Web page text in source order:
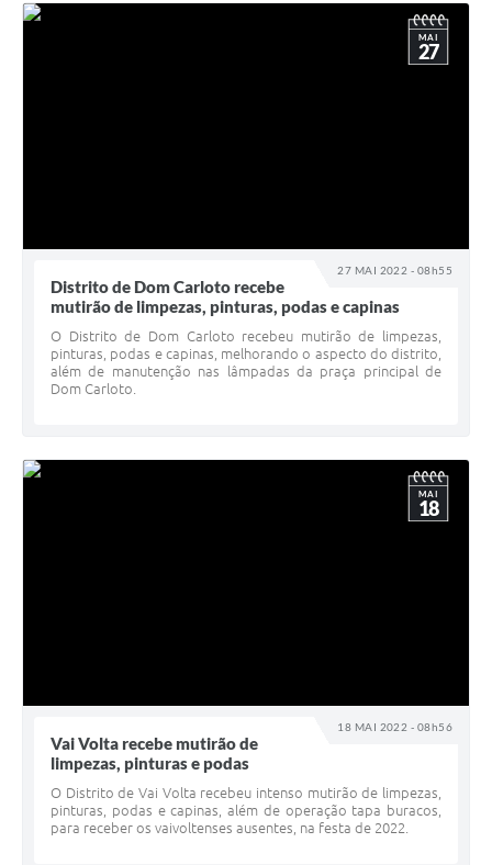
27 MAI 2022 - 08h55
MAI
27
Distrito de Dom Carloto recebe
mutirão de limpezas, pinturas, podas e capinas
O Distrito de Dom Carloto recebeu mutirão de limpezas,
pinturas, podas e capinas, melhorando o aspecto do distrito,
além de manutenção nas lâmpadas da praça principal de
Dom Carloto.
18 MAI 2022 - 08h56
MAI
18
Vai Volta recebe mutirão de
limpezas, pinturas e podas
O Distrito de Vai Volta recebeu intenso mutirão de limpezas,
pinturas, podas e capinas, além de operação tapa buracos,
para receber os vaivoltenses ausentes, na festa de 2022.